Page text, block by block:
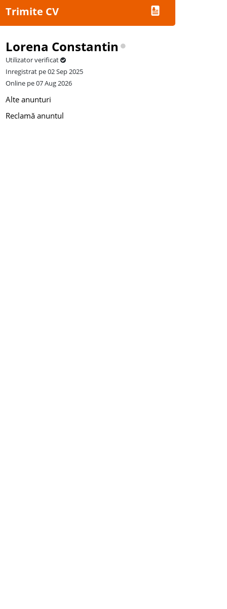
Trimite CV
Lorena Constantin
Utilizator verificat
Inregistrat pe 02 Sep 2025
Online pe 07 Aug 2026
Alte anunturi
Reclamă anuntul